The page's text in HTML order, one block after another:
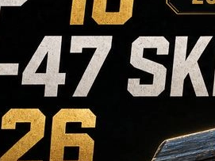
는 상위 10개의 AK-47 스킨을 만나
선택부터 하이엔드 컬렉터용 아이
이드는 스타일, 가격대, 마모 정도, 시
여 CS2 플레이어가 자신의 인벤토리
킨을 선택할 수 있도록 도와드립니다.